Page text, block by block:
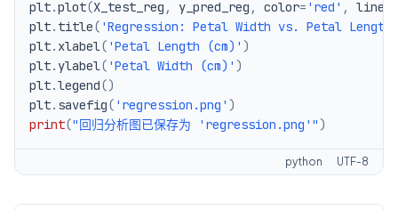
plt.plot(X_test_reg , y_pred_reg , color= 'red' ,
plt. title( 'Regression: Petal Width vs. Petal Length'
plt. xlabel( 'Petal Length (cm)' )
plt. ylabel( 'Petal Width (cm)' )
plt.legend()
plt. savefig( 'regression.png' )
print("回归分析图已保存为 'regression.png'")
python UTF-8